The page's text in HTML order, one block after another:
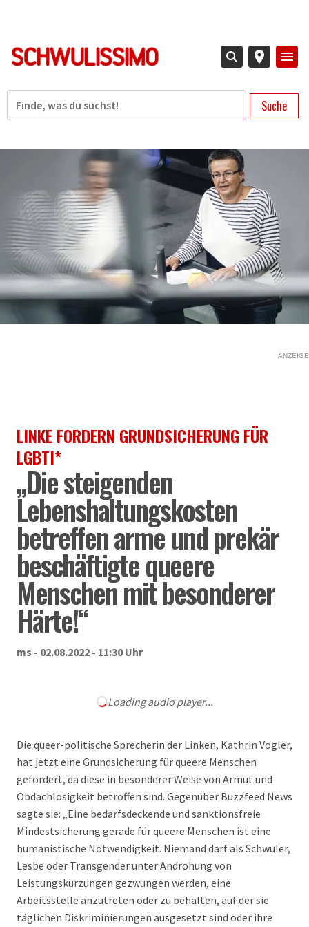
Suche
ANZEIGE
LINKE FORDERN GRUNDSICHERUNG FÜR
LGBTI*
„Die steigenden
Lebenshaltungskosten
betreffen arme und prekär
beschäftigte queere
Menschen mit besonderer
Härte!“
ms - 02.08.2022 - 11:30 Uhr
Loading audio player...
Die queer-politische Sprecherin der Linken, Kathrin Vogler,
hat jetzt eine Grundsicherung für queere Menschen
gefordert, da diese in besonderer Weise von Armut und
Obdachlosigkeit betroffen sind. Gegenüber Buzzfeed News
sagte sie: „Eine bedarfsdeckende und sanktionsfreie
Mindestsicherung gerade für queere Menschen ist eine
humanistische Notwendigkeit. Niemand darf als Schwuler,
Lesbe oder Transgender unter Androhung von
Leistungskürzungen gezwungen werden, eine
Arbeitsstelle anzutreten oder zu behalten, auf der sie
täglichen Diskriminierungen ausgesetzt sind oder ihre